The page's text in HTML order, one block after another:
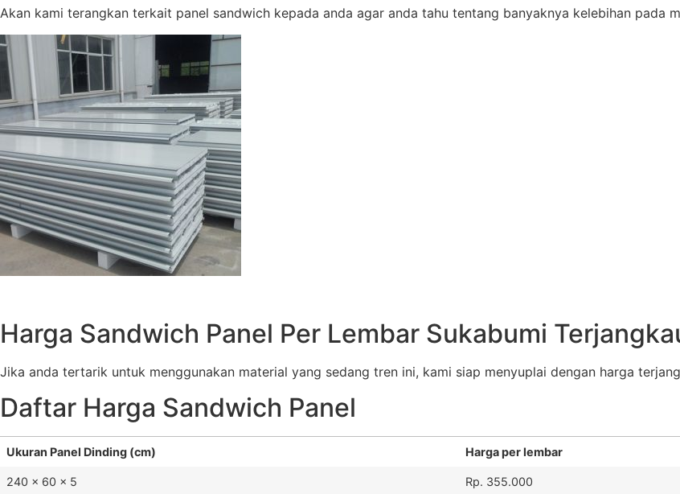
Akan kami terangkan terkait panel sandwich kepada anda agar anda tahu tentang banyaknya kelebihan pada
Harga Sandwich Panel Per Lembar Sukabumi
Jika anda tertarik untuk menggunakan material yang sedang tren ini, kami siap menyuplai dengan harga
Daftar Harga Sandwich Panel
Ukuran Panel Dinding (cm) Harga per lembar
240 x 60 x 5 Rp. 355.000